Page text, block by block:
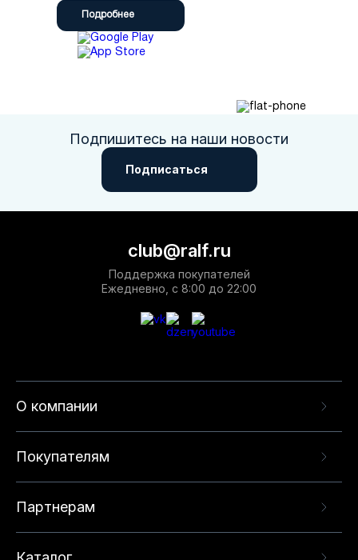
Подробнее
Подпишитесь на наши новости
Подписаться
О компании
Покупателям
Партнерам
club@ralf.ru
Поддержка покупателей
Ежедневно, с 8:00 до 22:00